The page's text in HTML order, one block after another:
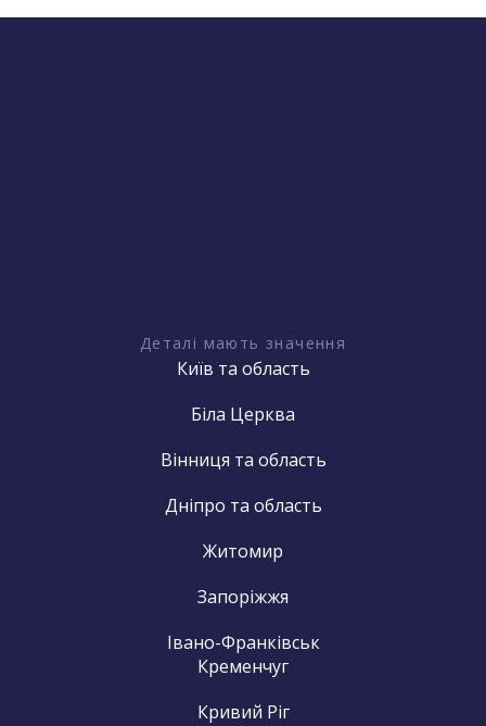
Деталі мають значення
Київ та область
Біла Церква
Вінниця та область
Дніпро та область
Житомир
Запоріжжя
Івано-Франківськ
Кременчуг
Кривий Ріг